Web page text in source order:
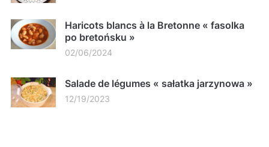
Haricots blancs à la Bretonne « fasolka
po bretońsku »
02/06/2024
Salade de légumes « sałatka jarzynowa »
12/19/2023